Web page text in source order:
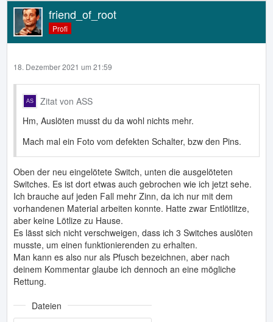
friend_of_root
Profi
18. Dezember 2021 um 21:59
Zitat von ASS
Hm, Auslöten musst du da wohl nichts mehr.
Mach mal ein Foto vom defekten Schalter, bzw den Pins.
Oben der neu eingelötete Switch, unten die ausgelöteten
Switches. Es ist dort etwas auch gebrochen wie ich jetzt sehe.
Ich brauche auf jeden Fall mehr Zinn, da ich nur mit dem
vorhandenen Material arbeiten konnte. Hatte zwar Entlötlitze,
aber keine Lötlize zu Hause.
Es lässt sich nicht verschweigen, dass ich 3 Switches auslöten
musste, um einen funktionierenden zu erhalten.
Man kann es also nur als Pfusch bezeichnen, aber nach
deinem Kommentar glaube ich dennoch an eine mögliche
Rettung.
Dateien